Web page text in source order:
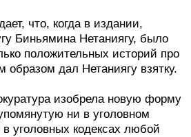
что, когда в издании,
Биньямина Нетаниягу, было
положительных историй про
образом дал Нетаниягу взятку.
изобрела новую форму
ни в уголовном
уголовных кодексах любой